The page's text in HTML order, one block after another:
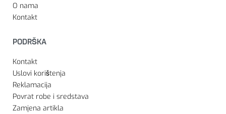
O nama
Kontakt
PODRŠKA
Kontakt
Uslovi korištenja
Reklamacija
Povrat robe i sredstava
Zamjena artikla